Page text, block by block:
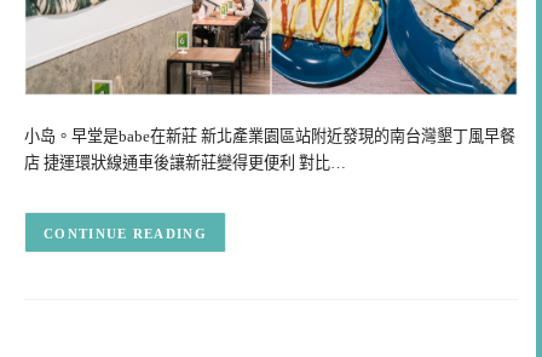
小岛。早堂是babe在新莊 新北產業園區站附近發現的南台灣墾丁風早餐
店 捷運環狀線通車後讓新莊變得更便利 對比…
CONTINUE READING